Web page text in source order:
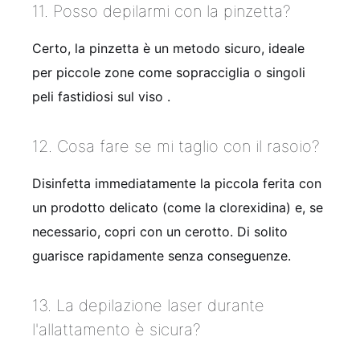
11. Posso depilarmi con la pinzetta?
Certo, la pinzetta è un metodo sicuro, ideale
per piccole zone come sopracciglia o singoli
peli fastidiosi sul viso .
12. Cosa fare se mi taglio con il rasoio?
Disinfetta immediatamente la piccola ferita con
un prodotto delicato (come la clorexidina) e, se
necessario, copri con un cerotto. Di solito
guarisce rapidamente senza conseguenze.
13. La depilazione laser durante
l'allattamento è sicura?